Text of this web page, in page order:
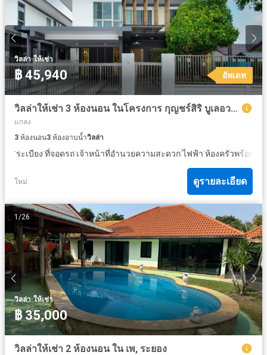
วิลล่า·ให้เช่า
฿ 45,940 อัพเดท
วิลล่าให้เช่า 3 ห้องนอน ในโครงการ กุญชร์สิริ บูเลอวาร์ด
แกลง
3 ห้องนอน3 ห้องอาบน้ำวิลล่า
·ระเบียง·ที่จอดรถ·เจ้าหน้าที่อำนวยความสะดวก·ไฟฟ้า·ห้องครัวพร้อมอุ
ใหม่ ดูรายละเอียด
1 /26
วิลล่า·ให้เช่า
฿ 35,000
วิลล่าให้เช่า 2 ห้องนอน ใน เพ, ระยอง